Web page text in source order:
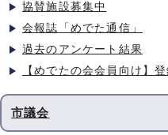
協賛施設募集中
会報誌「めでた通信」
過去のアンケート結果
【めでたの会会員向け】
市議会